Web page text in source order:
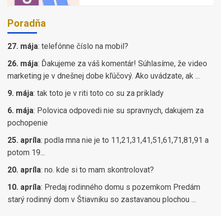
Poradňa
27. mája: telefónne číslo na mobil?
26. mája: Ďakujeme za váš komentár! Súhlasíme, že video
marketing je v dnešnej dobe kľúčový. Ako uvádzate, ak ...
9. mája: tak toto je v riti toto co su za priklady
6. mája: Polovica odpovedi nie su spravnych, dakujem za
pochopenie
25. apríla: podla mna nie je to 11,21,31,41,51,61,71,81,91 a
potom 19...
20. apríla: no. kde si to mam skontrolovat?
10. apríla: Predaj rodinného domu s pozemkom Predám
starý rodinný dom v Štiavniku so zastavanou plochou ...